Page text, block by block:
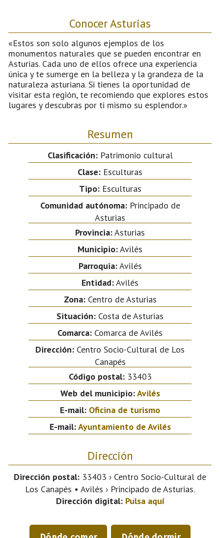
Conocer Asturias
«Estos son solo algunos ejemplos de los
monumentos naturales que se pueden encontrar en
Asturias. Cada uno de ellos ofrece una experiencia
única y te sumerge en la belleza y la grandeza de la
naturaleza asturiana. Si tienes la oportunidad de
visitar esta región, te recomiendo que explores estos
lugares y descubras por ti mismo su esplendor.»
Resumen
Clasificación:Patrimonio cultural
Clase: Esculturas
Tipo:Esculturas
Comunidad autónoma:Principado de
Asturias
Provincia:Asturias
Municipio:Avilés
Parroquia:Avilés
Entidad:Avilés
Zona:Centro de Asturias
Situación: Costa de Asturias
Comarca: Comarca de Avilés
Dirección: Centro Socio-Cultural de Los
Canapés
Código postal:33403
Web del municipio:Avilés
E-mail: Oficina de turismo
E-mail:Ayuntamiento de Avilés
Dirección
Dirección postal: 33403 › Centro Socio-Cultural de
Los Canapés • Avilés › Principado de Asturias.
Dirección digital: Pulsa aquí